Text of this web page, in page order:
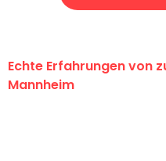
Echte Erfahrungen von
Mannheim